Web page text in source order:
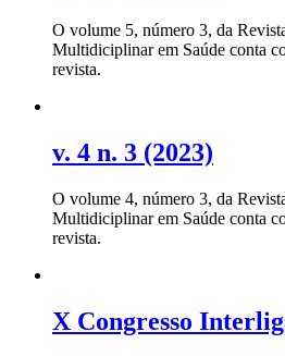
O volume 5, número 3, da
Multidiciplinar em Saúde conta
revista.
v. 4 n. 3 (2023)
O volume 4, número 3, da
Multidiciplinar em Saúde conta
revista.
X Congresso